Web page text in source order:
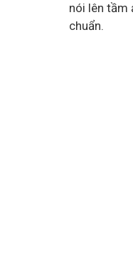
nói lên tầm
chuẩn.